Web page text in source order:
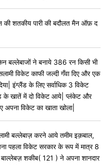
शतकीय पारी की बदौलत मैन ऑफ़ द
बल्लेबाजों ने बनाये 386 रन किसी भी
विकेट काफी जल्दी गँवा दिए और एक
इंग्लैंड के लिए सर्वाधिक 3 विकेट
के खातें में दो विकेट आये| प्लंकेट और
विकेट का खाता खोला|
बल्लेबाज़ करने आये तमीम इक़बाल,
पहला विकेट सरकार के रूप में मात्र 8
बाल्लेबज़ शकीब( 121 ) ने अपना शानदार